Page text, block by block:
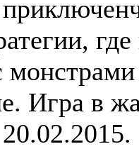
Игра в